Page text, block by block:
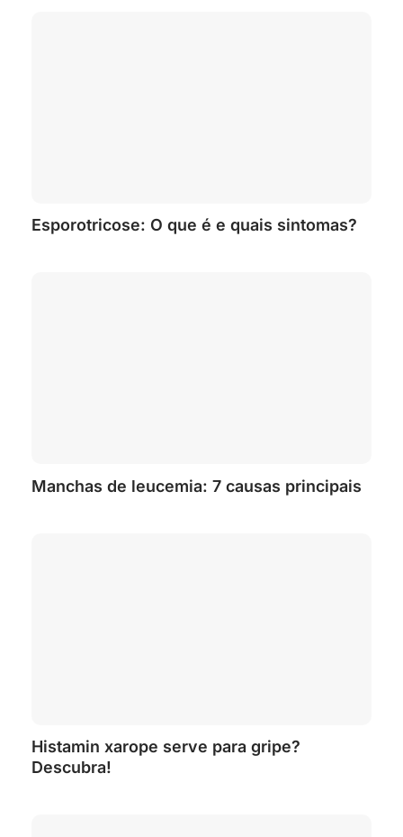
Esporotricose: O que é e quais sintomas?
Manchas de leucemia: 7 causas principais
Histamin xarope serve para gripe?
Descubra!